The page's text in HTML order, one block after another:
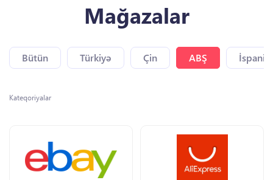
Mağazalar
Bütün Türkiyə Çin ABŞ
Kateqoriyalar